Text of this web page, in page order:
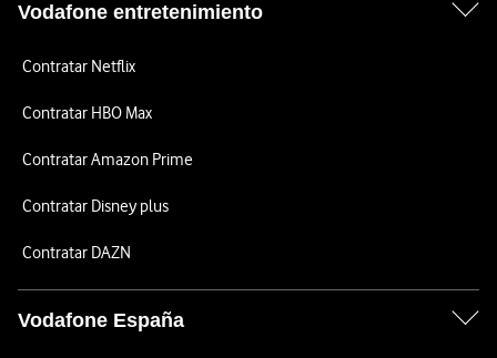
Vodafone entretenimiento
Contratar Netflix
Contratar HBO Max
Contratar Amazon Prime
Contratar Disney plus
Contratar DAZN
Vodafone España